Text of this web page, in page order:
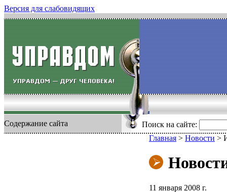
Версия для слабовидящих
Содержание сайта Поиск на сайте:
Главная > Новости >
11 января 2008 г.